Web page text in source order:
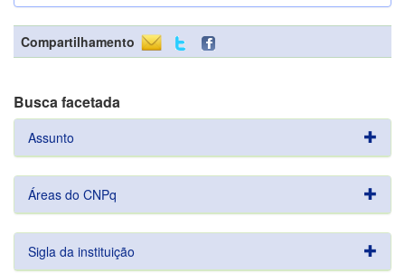
Compartilhamento
Busca facetada
Assunto
Áreas do CNPq
Sigla da instituição